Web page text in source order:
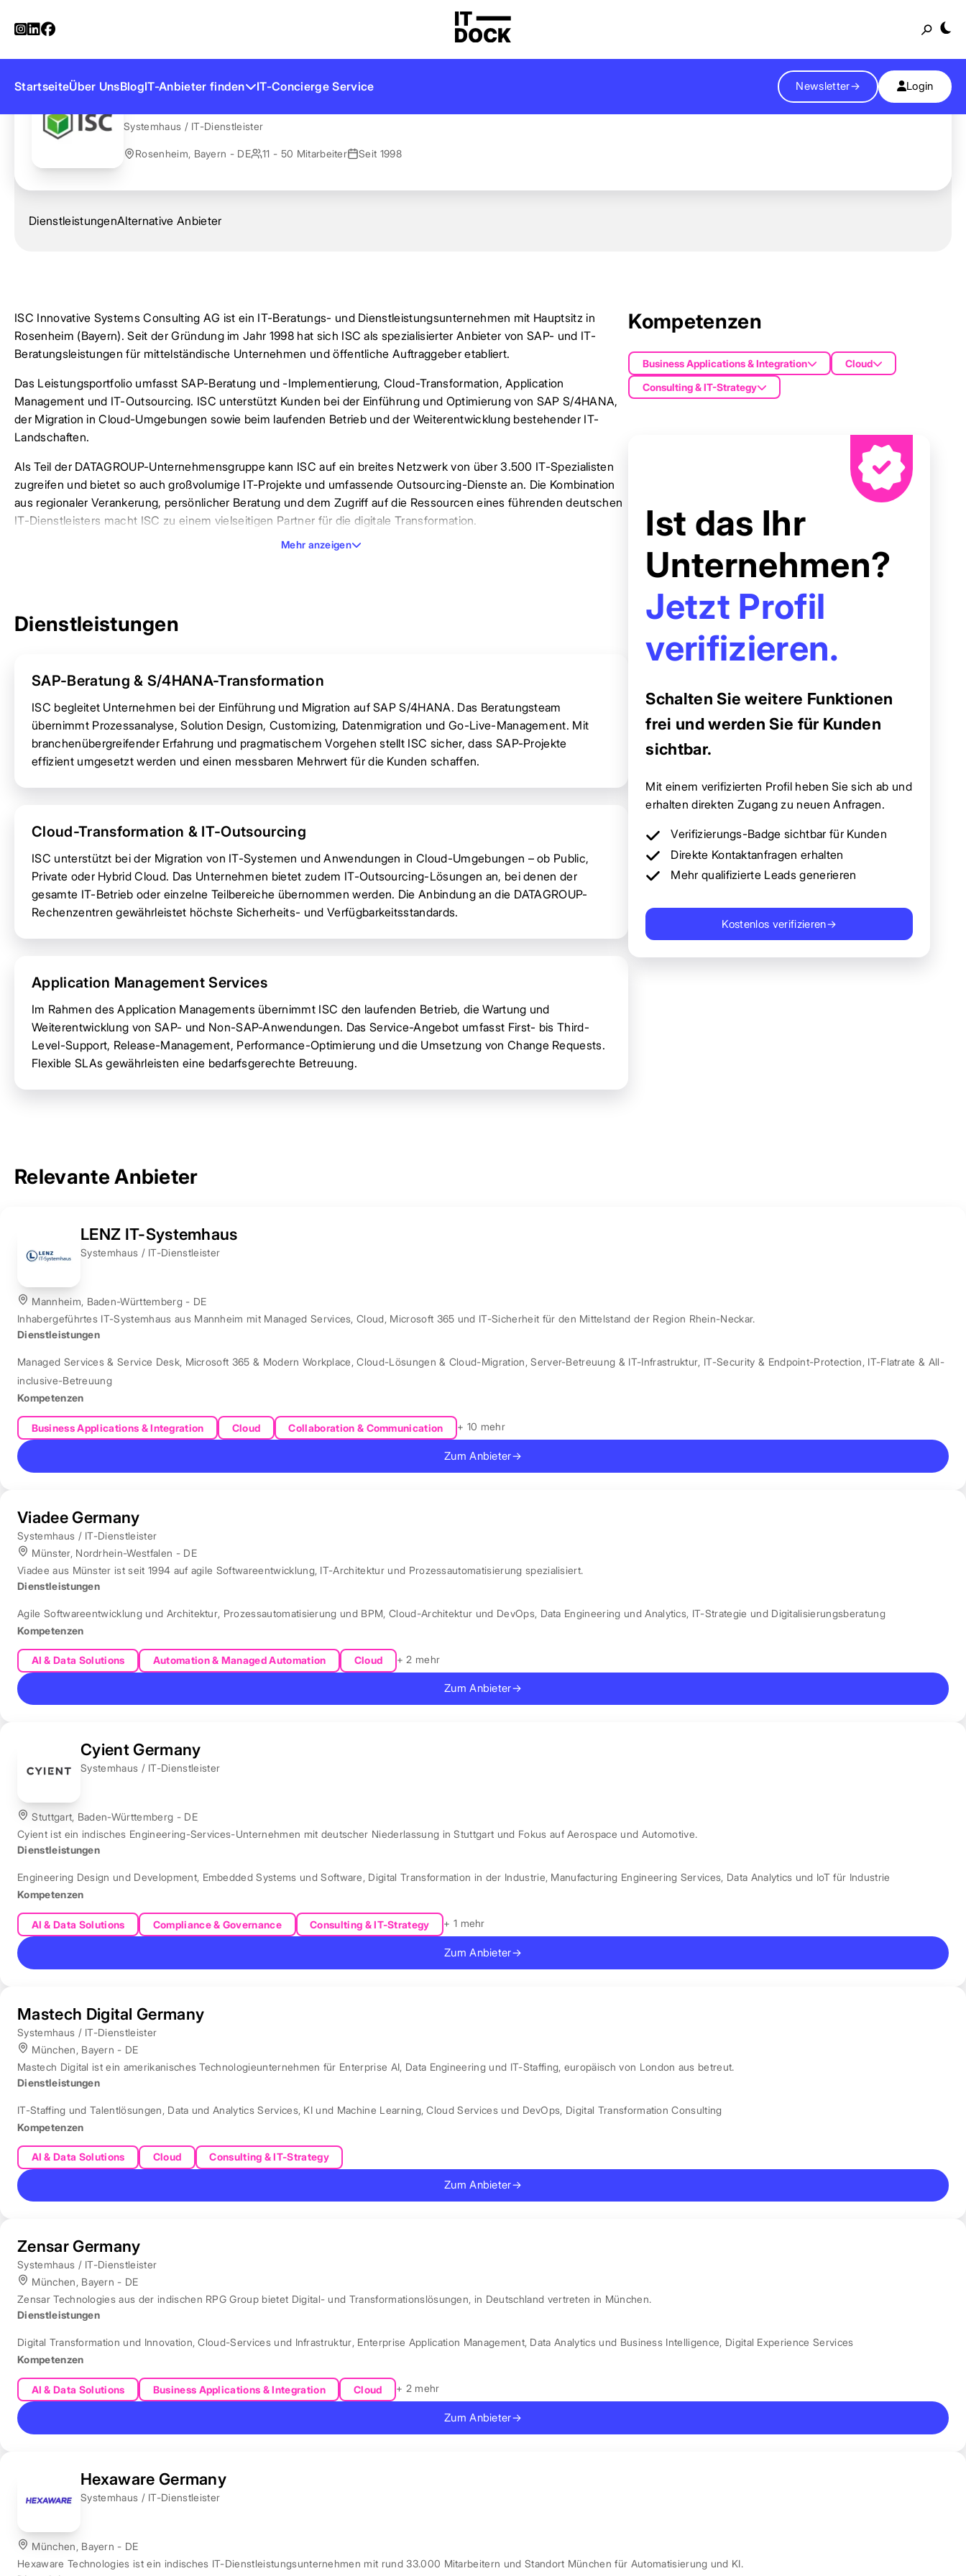
StartseiteÜber UnsBlogIT-Anbieter finden IT-Concierge Service Newsletter→ Login
Startseite
ISC Innovative Systems Consulting
Systemhaus / IT-Dienstleister
Rosenheim, Bayern - DE 11 - 50 Mitarbeiter Seit 1998
DienstleistungenAlternative Anbieter
ISC Innovative Systems Consulting AG ist ein IT-Beratungs- und Dienstleistungsunternehmen mit Hauptsitz in
Rosenheim (Bayern). Seit der Gründung im Jahr 1998 hat sich ISC als spezialisierter Anbieter von SAP- und IT-
Beratungsleistungen für mittelständische Unternehmen und öffentliche Auftraggeber etabliert.
Das Leistungsportfolio umfasst SAP-Beratung und -Implementierung, Cloud-Transformation, Application
Management und IT-Outsourcing. ISC unterstützt Kunden bei der Einführung und Optimierung von SAP S/4HANA,
der Migration in Cloud-Umgebungen sowie beim laufenden Betrieb und der Weiterentwicklung bestehender IT-
Landschaften.
Als Teil der DATAGROUP-Unternehmensgruppe kann ISC auf ein breites Netzwerk von über 3.500 IT-Spezialisten
zugreifen und bietet so auch großvolumige IT-Projekte und umfassende Outsourcing-Dienste an. Die Kombination
aus regionaler Verankerung, persönlicher Beratung und dem Zugriff auf die Ressourcen eines führenden deutschen
IT-Dienstleisters macht ISC zu einem vielseitigen Partner für die digitale Transformation.
Mehr anzeigen
Dienstleistungen
SAP-Beratung & S/4HANA-Transformation
ISC begleitet Unternehmen bei der Einführung und Migration auf SAP S/4HANA. Das Beratungsteam
übernimmt Prozessanalyse, Solution Design, Customizing, Datenmigration und Go-Live-Management. Mit
branchenübergreifender Erfahrung und pragmatischem Vorgehen stellt ISC sicher, dass SAP-Projekte
effizient umgesetzt werden und einen messbaren Mehrwert für die Kunden schaffen.
Cloud-Transformation & IT-Outsourcing
ISC unterstützt bei der Migration von IT-Systemen und Anwendungen in Cloud-Umgebungen – ob Public,
Private oder Hybrid Cloud. Das Unternehmen bietet zudem IT-Outsourcing-Lösungen an, bei denen der
gesamte IT-Betrieb oder einzelne Teilbereiche übernommen werden. Die Anbindung an die DATAGROUP-
Rechenzentren gewährleistet höchste Sicherheits- und Verfügbarkeitsstandards.
Application Management Services
Im Rahmen des Application Managements übernimmt ISC den laufenden Betrieb, die Wartung und
Weiterentwicklung von SAP- und Non-SAP-Anwendungen. Das Service-Angebot umfasst First- bis Third-
Level-Support, Release-Management, Performance-Optimierung und die Umsetzung von Change Requests.
Flexible SLAs gewährleisten eine bedarfsgerechte Betreuung.
Kompetenzen
Business Applications & Integration
Cloud
Consulting & IT-Strategy
Ist das Ihr
Unternehmen?
Jetzt Profil
verifizieren.
Schalten Sie weitere Funktionen
frei und werden Sie für Kunden
sichtbar.
Mit einem verifizierten Profil heben Sie sich ab und
erhalten direkten Zugang zu neuen Anfragen.
Verifizierungs-Badge sichtbar für Kunden
Direkte Kontaktanfragen erhalten
Mehr qualifizierte Leads generieren
Kostenlos verifizieren→
Relevante Anbieter
LENZ IT-Systemhaus
Systemhaus / IT-Dienstleister
Mannheim, Baden-Württemberg - DE
Inhabergeführtes IT-Systemhaus aus Mannheim mit Managed Services, Cloud, Microsoft 365 und IT-Sicherheit für den Mittelstand der Region Rhein-Neckar.
Dienstleistungen
Managed Services & Service Desk, Microsoft 365 & Modern Workplace,Cloud-Lösungen & Cloud-Migration,Server-Betreuung & IT-Infrastruktur, IT-Security & Endpoint-Protection, IT-Flatrate & All-
inclusive-Betreuung
Kompetenzen
Business Applications & Integration Cloud Collaboration & Communication + 10 mehr
Zum Anbieter→
Viadee Germany
Systemhaus / IT-Dienstleister
Münster, Nordrhein-Westfalen - DE
Viadee aus Münster ist seit 1994 auf agile Softwareentwicklung, IT-Architektur und Prozessautomatisierung spezialisiert.
Dienstleistungen
Agile Softwareentwicklung und Architektur, Prozessautomatisierung und BPM, Cloud-Architektur und DevOps, Data Engineering und Analytics, IT-Strategie und Digitalisierungsberatung
Kompetenzen
AI & Data Solutions Automation & Managed Automation Cloud + 2 mehr
Zum Anbieter→
Cyient Germany
Systemhaus / IT-Dienstleister
Stuttgart, Baden-Württemberg - DE
Cyient ist ein indisches Engineering-Services-Unternehmen mit deutscher Niederlassung in Stuttgart und Fokus auf Aerospace und Automotive.
Dienstleistungen
Engineering Design und Development, Embedded Systems und Software, Digital Transformation in der Industrie, Manufacturing Engineering Services, Data Analytics und IoT für Industrie
Kompetenzen
AI & Data Solutions Compliance & Governance Consulting & IT-Strategy + 1 mehr
Zum Anbieter→
Mastech Digital Germany
Systemhaus / IT-Dienstleister
München, Bayern - DE
Mastech Digital ist ein amerikanisches Technologieunternehmen für Enterprise AI, Data Engineering und IT-Staffing, europäisch von London aus betreut.
Dienstleistungen
IT-Staffing und Talentlösungen, Data und Analytics Services, KI und Machine Learning,Cloud Services und DevOps, Digital Transformation Consulting
Kompetenzen
AI & Data Solutions Cloud Consulting & IT-Strategy
Zum Anbieter→
Zensar Germany
Systemhaus / IT-Dienstleister
München, Bayern - DE
Zensar Technologies aus der indischen RPG Group bietet Digital- und Transformationslösungen, in Deutschland vertreten in München.
Dienstleistungen
Digital Transformation und Innovation,Cloud-Services und Infrastruktur, Enterprise Application Management, Data Analytics und Business Intelligence, Digital Experience Services
Kompetenzen
AI & Data Solutions Business Applications & Integration Cloud + 2 mehr
Zum Anbieter→
Hexaware Germany
Systemhaus / IT-Dienstleister
München, Bayern - DE
Hexaware Technologies ist ein indisches IT-Dienstleistungsunternehmen mit rund 33.000 Mitarbeitern und Standort München für Automatisierung und KI.